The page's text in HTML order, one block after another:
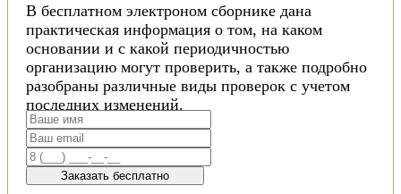
В бесплатном электроном сборнике дана
практическая информация о том, на каком
основании и с какой периодичностью
организацию могут проверить, а также подробно
разобраны различные виды проверок с учетом
последних изменений.
Заказать бесплатно